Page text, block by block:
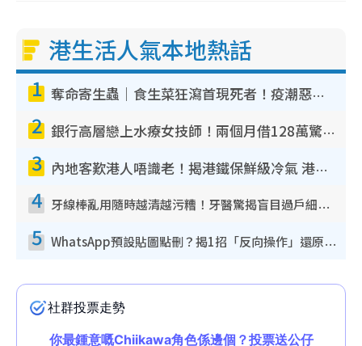
港生活人氣本地熱話
1 奪命寄生蟲｜食生菜狂瀉首現死者！疫潮惡化錄1.8萬宗病例 揭洗菜3大謬誤
2 銀行高層戀上水療女技師！兩個月借128萬驚覺「沉船」沉落火海 揭背後疑似邪教操控賣淫
3 內地客歎港人唔識老！揭港鐵保鮮級冷氣 港人求放過：咪投訴
4 牙線棒亂用隨時越清越污糟！牙醫驚揭盲目過戶細菌恐致蛀牙：呢種先係日常真保養
5 WhatsApp預設貼圖點刪？揭1招「反向操作」還原簡潔介面 附3步實測教學